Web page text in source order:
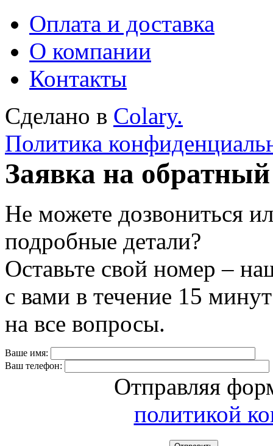
Оплата и доставка
О компании
Контакты
Сделано в Colary.
Политика
Заявка на
Не можете дозвониться
подробные детали?
Оставьте свой номер –
с вами в течение 15
на все вопросы.
Ваше имя:
Ваш телефон:
Отправляя
политикой